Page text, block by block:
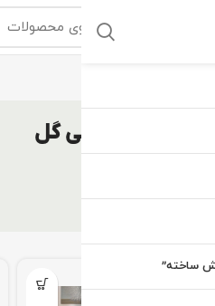
استند چوبی گل
ساخته”